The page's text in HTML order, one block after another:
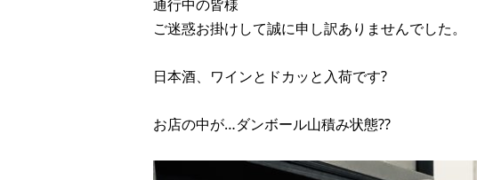
通行中の皆様
ご迷惑お掛けして誠に申し訳ありませんでした。
日本酒、ワインとドカッと入荷です?
お店の中が…ダンボール山積み状態??